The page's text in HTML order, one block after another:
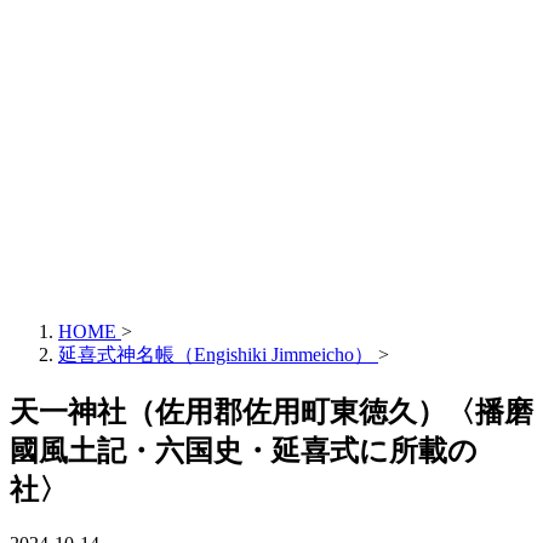
HOME >
延喜式神名帳（Engishiki Jimmeicho）
>
天一神社（佐用郡佐用町東徳久）〈播磨
國風土記・六国史・延喜式に所載の
社〉